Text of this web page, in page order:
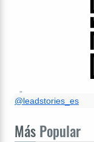
@leadstories_es
Más Popular